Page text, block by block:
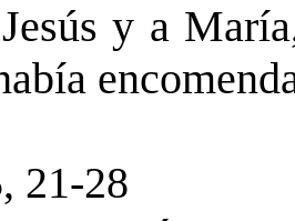
y a
21-28